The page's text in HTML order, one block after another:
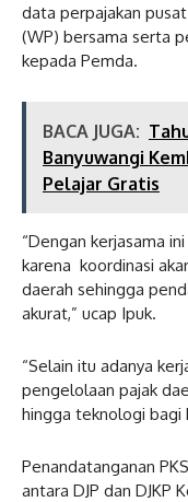
data perpajakan
(WP) bersama serta
kepada Pemda.
BACA JUGA:
Banyuwangi
Pelajar Gratis
“Dengan kerjasama
karena koordinasi
daerah sehingga
akurat,” ucap Ipuk.
“Selain itu adanya
pengelolaan pajak
hingga teknologi bagi
Penandatanganan
antara DJP dan DJKP